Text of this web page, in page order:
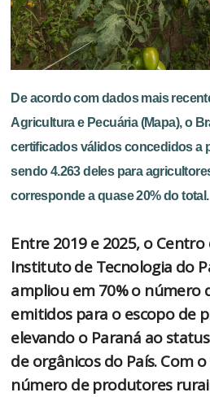
De acordo com dados mais
Agricultura e Pecuária (Mapa), o
certificados válidos concedidos a
sendo 4.263 deles para
corresponde a quase 20% do total.
Entre 2019 e 2025, o
Instituto de Tecnologia do
ampliou em 70% o número
emitidos para o escopo de
elevando o Paraná ao
de orgânicos do País. Com
número de produtores